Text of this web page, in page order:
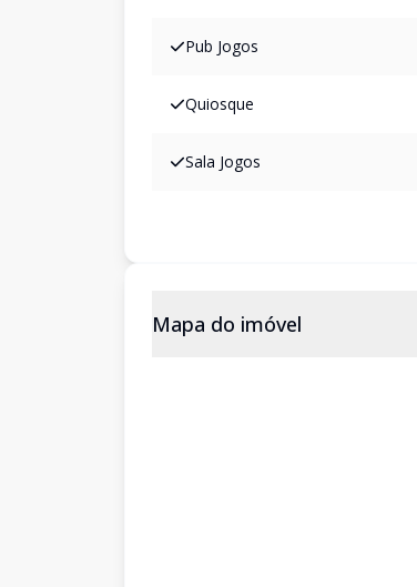
Pub Jogos
Quiosque
Sala Jogos
Mapa do imóvel